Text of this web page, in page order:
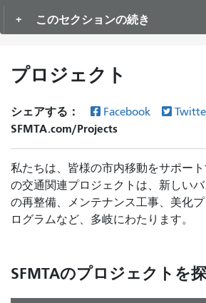
動
このセクションの続き
プロジェクト
シェアする： Facebook
SFMTA.com/Projects
私たちは、皆様の市内移動をサポー
の交通関連プロジェクトは、新しい
の再整備、メンテナンス工事、美化
ログラムなど、多岐にわたります。
SFMTAのプロジェクトを